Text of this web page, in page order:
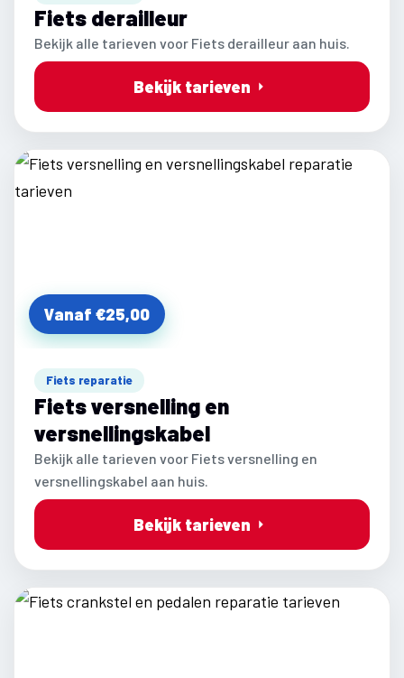
Fiets derailleur
Bekijk alle tarieven voor Fiets derailleur aan huis.
Bekijk tarieven
Vanaf €25,00
Fiets reparatie
Fiets versnelling en
versnellingskabel
Bekijk alle tarieven voor Fiets versnelling en
versnellingskabel aan huis.
Bekijk tarieven